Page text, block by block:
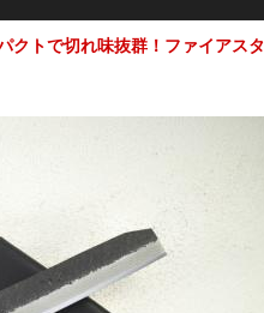
クトで切れ味抜群！ファイアスタ